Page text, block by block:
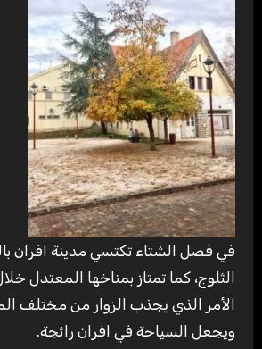
في فصل الشتاء تكتسي مدينة افران
الثلوج، كما تمتاز بمناخها المعتدل
الأمر الذي يجذب الزوار من مختلف
ويجعل السياحة في افران رائجة.